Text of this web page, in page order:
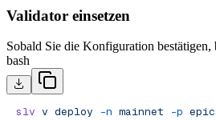
Validator einsetzen
Sobald Sie die Konfiguration
bash
slv v deploy -n mainnet -p